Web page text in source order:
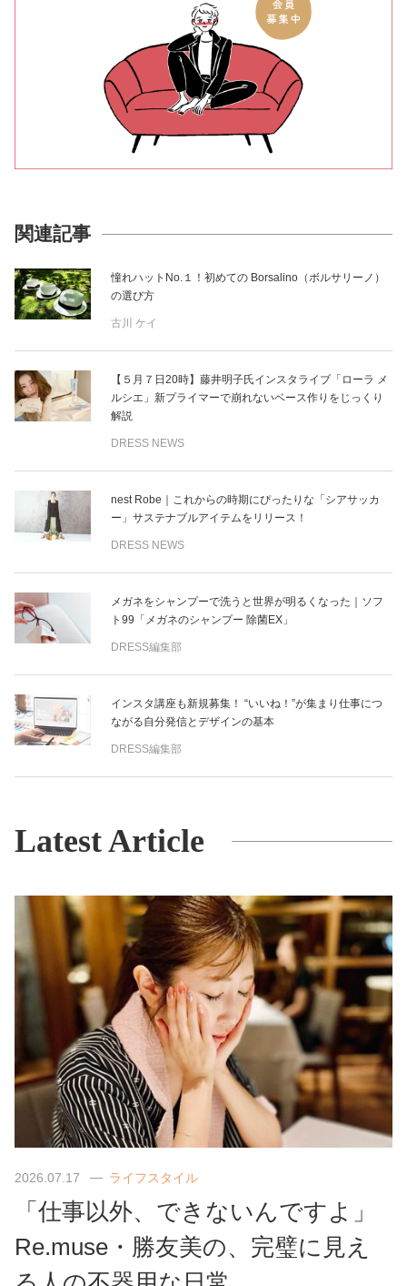
関連記事
憧れハットNo.１！初めての Borsalino（ボルサリーノ）
の選び方
古川 ケイ
【５月７日20時】藤井明子氏インスタライブ「ローラ メ
ルシエ」新プライマーで崩れないベース作りをじっくり
解説
DRESS NEWS
nest Robe｜これからの時期にぴったりな「シアサッカ
ー」サステナブルアイテムをリリース！
DRESS NEWS
メガネをシャンプーで洗うと世界が明るくなった｜ソフ
ト99「メガネのシャンプー 除菌EX」
DRESS編集部
インスタ講座も新規募集！ “いいね！”が集まり仕事につ
ながる自分発信とデザインの基本
DRESS編集部
Latest Article
2026.07.17 ライフスタイル
「仕事以外、できないんですよ」
Re.muse・勝友美の、完璧に見え